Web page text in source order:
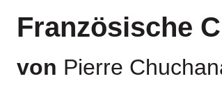
Französische
von Pierre